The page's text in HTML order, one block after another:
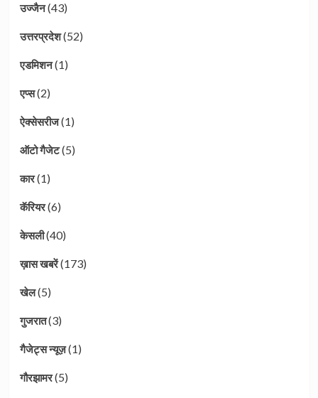
उज्जैन(43)
उत्तरप्रदेश(52)
एडमिशन(1)
एप्स(2)
ऐक्सेसरीज(1)
ऑटो गैजेट(5)
कार(1)
कॅरियर(6)
केसली(40)
ख़ास खबरें(173)
खेल(5)
गुजरात(3)
गैजेट्स न्यूज़(1)
गौरझामर(5)